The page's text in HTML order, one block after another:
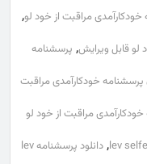
مراقبت از خود لو,
لو قابل ویرایش, پرسشنامه
پرسشنامه خودکارآمدی مراقبت
مراقبت از خود لو
lev
,
دانلود پرسشنامه lev